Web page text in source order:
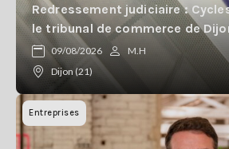
Redressement judiciaire :
le tribunal de commerce de
09/08/2026
M.H
Dijon (21)
Entreprises